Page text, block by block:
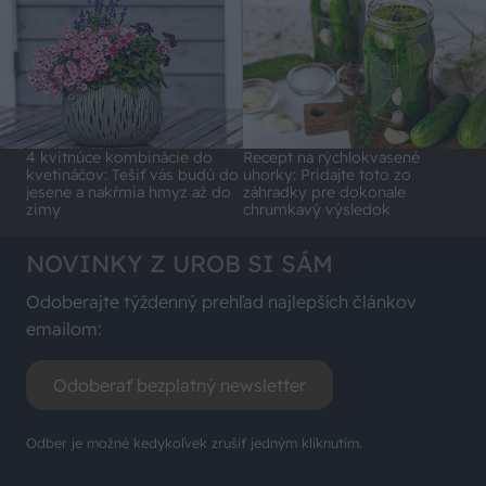
4 kvitnúce kombinácie do
kvetináčov: Tešiť vás budú do
jesene a nakŕmia hmyz až do
zimy
Recept na rýchlokvasené
uhorky: Pridajte toto zo
záhradky pre dokonale
chrumkavý výsledok
NOVINKY Z UROB SI SÁM
Odoberajte týždenný prehľad najlepších článkov
emailom:
Odoberať bezplatný newsletter
Odber je možné kedykoľvek zrušiť jedným kliknutím.